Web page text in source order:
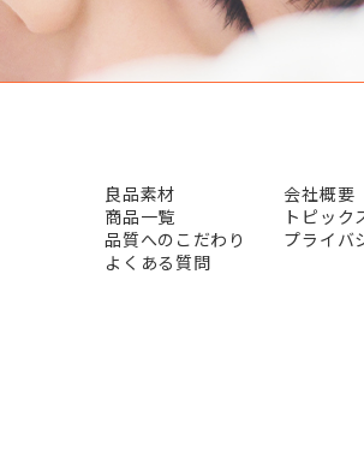
良品素材
商品一覧
品質へのこだわり
よくある質問
会社概要
トピック
プライバ